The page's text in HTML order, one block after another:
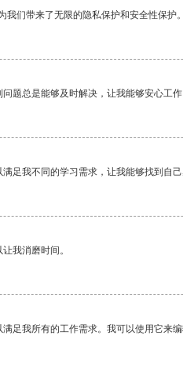
我们带来了无限的隐私保护和安全性保护
题总是能够及时解决，让我能够安心工
足我不同的学习需求，让我能够找到自
我消磨时间。
足我所有的工作需求。我可以使用它来